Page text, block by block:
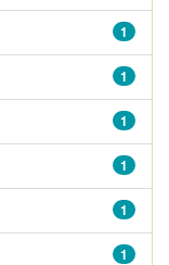
1
1
1
1
1
1